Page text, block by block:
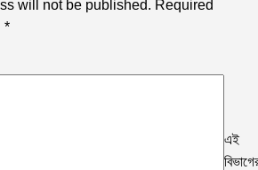
গাজীপুর সংবাদ মির্জাপুরে ভূমি বিরোধে অসহায়
ঈদ মোবারক।যোগাযোগ মোবাইল নাম্বার 01710-
will not be published. Required
*
এই